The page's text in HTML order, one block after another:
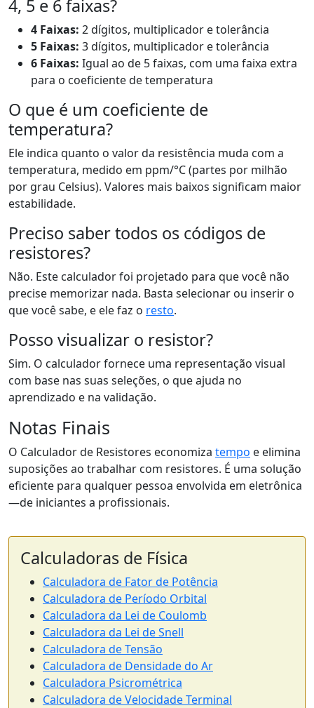
4, 5 e 6 faixas?
4 Faixas: 2 dígitos, multiplicador e tolerância
5 Faixas: 3 dígitos, multiplicador e tolerância
6 Faixas: Igual ao de 5 faixas, com uma faixa extra
para o coeficiente de temperatura
O que é um coeficiente de
temperatura?
Ele indica quanto o valor da resistência muda com a
temperatura, medido em ppm/°C (partes por milhão
por grau Celsius). Valores mais baixos significam maior
estabilidade.
Preciso saber todos os códigos de
resistores?
Não. Este calculador foi projetado para que você não
precise memorizar nada. Basta selecionar ou inserir o
que você sabe, e ele faz o resto.
Posso visualizar o resistor?
Sim. O calculador fornece uma representação visual
com base nas suas seleções, o que ajuda no
aprendizado e na validação.
Notas Finais
O Calculador de Resistores economiza tempo e elimina
suposições ao trabalhar com resistores. É uma solução
eficiente para qualquer pessoa envolvida em eletrônica
—de iniciantes a profissionais.
Calculadoras de Física
Calculadora de Fator de Potência
Calculadora de Período Orbital
Calculadora da Lei de Coulomb
Calculadora da Lei de Snell
Calculadora de Tensão
Calculadora de Densidade do Ar
Calculadora Psicrométrica
Calculadora de Velocidade Terminal